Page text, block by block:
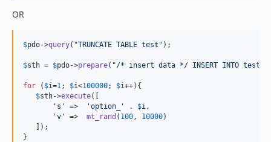
OR
$pdo->query( "TRUNCATE TABLE test " );
$sth = $pdo->prepare( "/* insert data */ INSERT INTO test
for ( $i=1 ; $i<100000; $i++){
$sth->execute([
' s ' => 'option_ ' . $i ,
'v ' => mt_rand ( 100 , 10000)
   ]);
}